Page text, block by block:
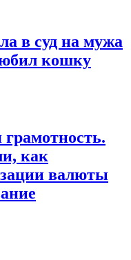
в суд на мужа
кошку
как
валюты